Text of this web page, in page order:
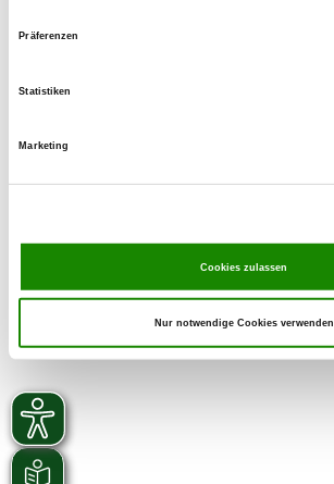
Präferenzen
Statistiken
Marketing
Cookies zulassen
Nur notwendige Cookies verwenden
E-Mail: